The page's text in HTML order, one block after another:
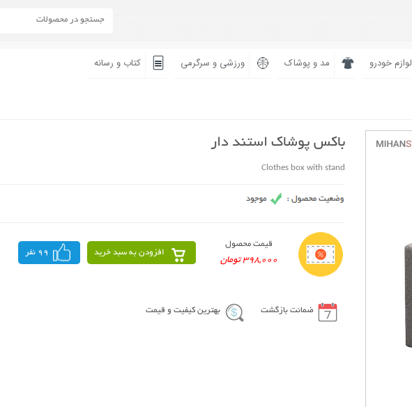
لوازم خودرو مد و پوشاک ورزشی و سرگرمی کتاب و رسانه
باکس پوشاک استند دار
Clothes box with stand
قیمت محصول
398,000 تومان
افزودن به سبد خرید 99 نفر
ضمانت بازگشت بهترین کیفیت و قیمت